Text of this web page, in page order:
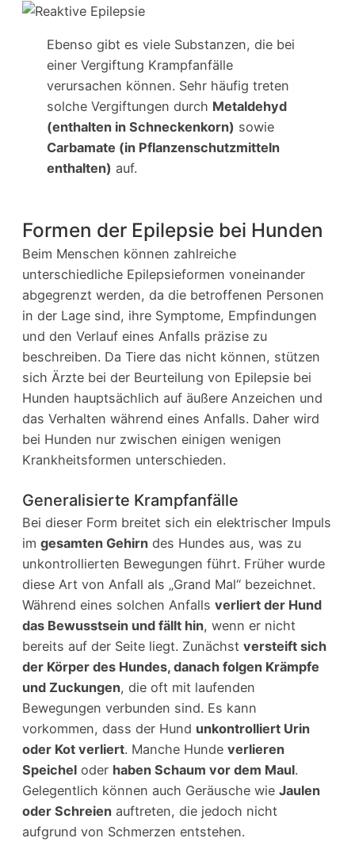
Ebenso gibt es viele Substanzen, die bei
einer Vergiftung Krampfanfälle
verursachen können. Sehr häufig treten
solche Vergiftungen durch Metaldehyd
(enthalten in Schneckenkorn) sowie
Carbamate (in Pflanzenschutzmitteln
enthalten) auf.
Formen der Epilepsie bei Hunden
Beim Menschen können zahlreiche
unterschiedliche Epilepsieformen voneinander
abgegrenzt werden, da die betroffenen Personen
in der Lage sind, ihre Symptome, Empfindungen
und den Verlauf eines Anfalls präzise zu
beschreiben. Da Tiere das nicht können, stützen
sich Ärzte bei der Beurteilung von Epilepsie bei
Hunden hauptsächlich auf äußere Anzeichen und
das Verhalten während eines Anfalls. Daher wird
bei Hunden nur zwischen einigen wenigen
Krankheitsformen unterschieden.
Generalisierte Krampfanfälle
Bei dieser Form breitet sich ein elektrischer Impuls
im gesamten Gehirn des Hundes aus, was zu
unkontrollierten Bewegungen führt. Früher wurde
diese Art von Anfall als „Grand Mal“ bezeichnet.
Während eines solchen Anfalls verliert der Hund
das Bewusstsein und fällt hin, wenn er nicht
bereits auf der Seite liegt. Zunächst versteift sich
der Körper des Hundes, danach folgen Krämpfe
und Zuckungen, die oft mit laufenden
Bewegungen verbunden sind. Es kann
vorkommen, dass der Hund unkontrolliert Urin
oder Kot verliert. Manche Hunde verlieren
Speichel oder haben Schaum vor dem Maul.
Gelegentlich können auch Geräusche wie Jaulen
oder Schreien auftreten, die jedoch nicht
aufgrund von Schmerzen entstehen.